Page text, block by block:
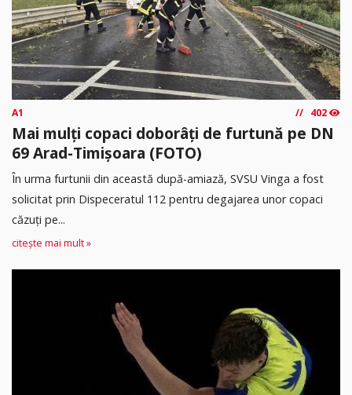
A1 402
Mai mulți copaci doborâți de furtună pe DN
69 Arad-Timișoara (FOTO)
În urma furtunii din această după-amiază, SVSU Vinga a fost
solicitat prin Dispeceratul 112 pentru degajarea unor copaci
căzuți pe...
citește mai mult »